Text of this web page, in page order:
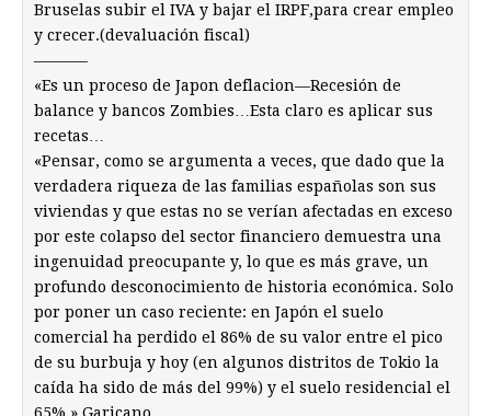
Bruselas subir el IVA y bajar el IRPF,para crear empleo
y crecer.(devaluación fiscal)
———–
«Es un proceso de Japon deflacion—Recesión de
balance y bancos Zombies…Esta claro es aplicar sus
recetas…
«Pensar, como se argumenta a veces, que dado que la
verdadera riqueza de las familias españolas son sus
viviendas y que estas no se verían afectadas en exceso
por este colapso del sector financiero demuestra una
ingenuidad preocupante y, lo que es más grave, un
profundo desconocimiento de historia económica. Solo
por poner un caso reciente: en Japón el suelo
comercial ha perdido el 86% de su valor entre el pico
de su burbuja y hoy (en algunos distritos de Tokio la
caída ha sido de más del 99%) y el suelo residencial el